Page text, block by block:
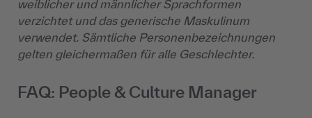
weiblicher und männlicher Sprachformen
verzichtet und das generische Maskulinum
verwendet. Sämtliche Personenbezeichnungen
gelten gleichermaßen für alle Geschlechter.
FAQ: People & Culture Manager